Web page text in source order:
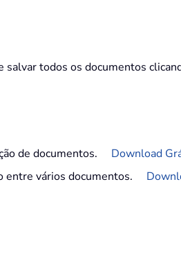
salvar todos os documentos
de documentos.
Download
entre vários documentos.